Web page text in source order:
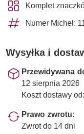
Komplet
Numer Michel:
Wysyłka i
Przewidywana
12 sierpnia 2026
Koszt dostawy
Prawo zwrotu:
Zwrot do 14 dni